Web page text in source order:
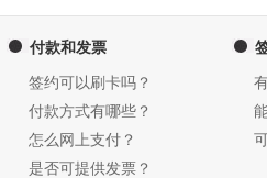
付款和发票
签约可以刷卡吗？
付款方式有哪些？
怎么网上支付？
是否可提供发票？